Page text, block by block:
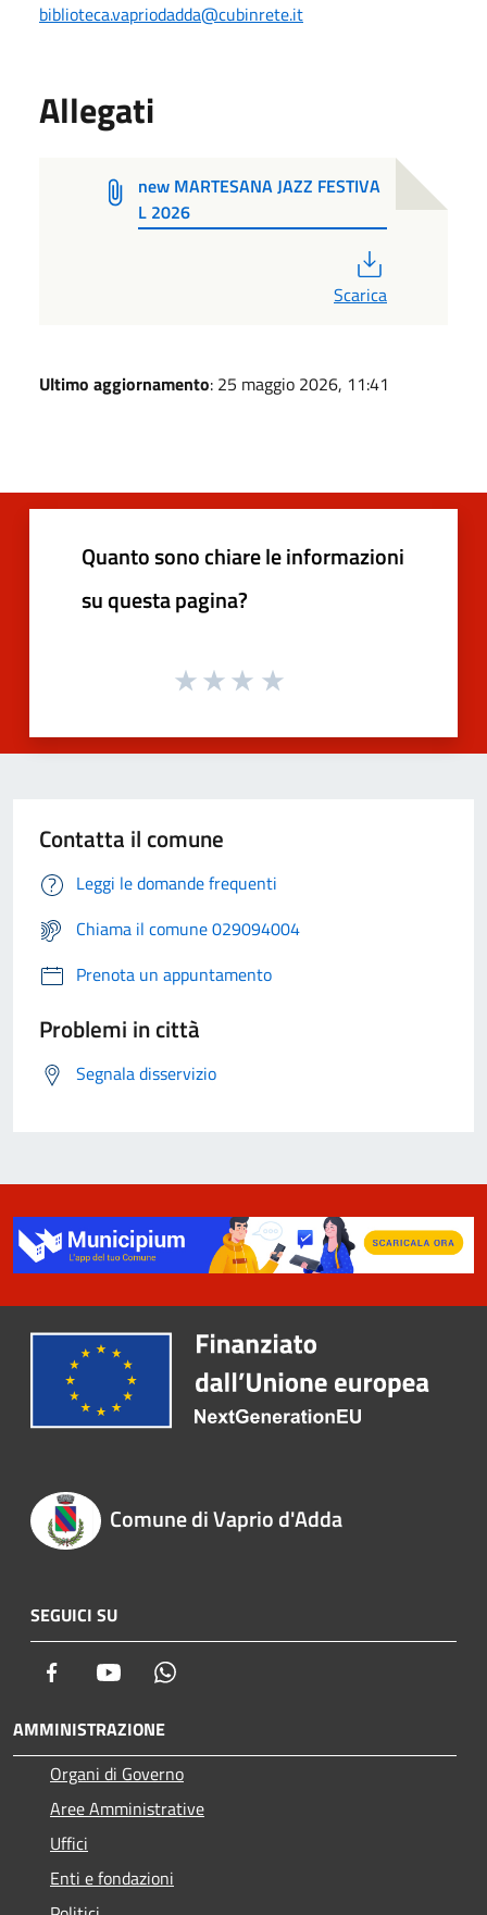
biblioteca.vapriodadda@cubinrete.it
Allegati
new MARTESANA JAZZ FESTIVA
L 2026
Scarica
Ultimo aggiornamento: 25 maggio 2026, 11:41
Quanto sono chiare le informazioni
su questa pagina?
Contatta il comune
Leggi le domande frequenti
Chiama il comune 029094004
Prenota un appuntamento
Problemi in città
Segnala disservizio
Comune di Vaprio d'Adda
SEGUICI SU
Facebook Youtube
AMMINISTRAZIONE
Organi di Governo
Aree Amministrative
Uffici
Enti e fondazioni